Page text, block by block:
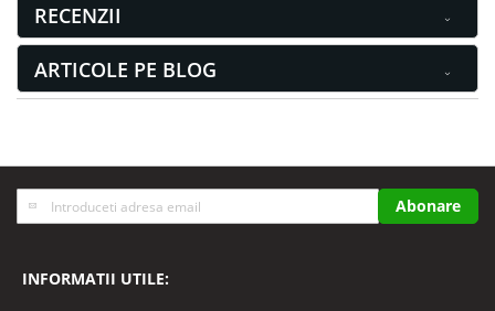
RECENZII
ARTICOLE PE BLOG
Inscrieti-
va
noastre
Abonare
INFORMATII UTILE: